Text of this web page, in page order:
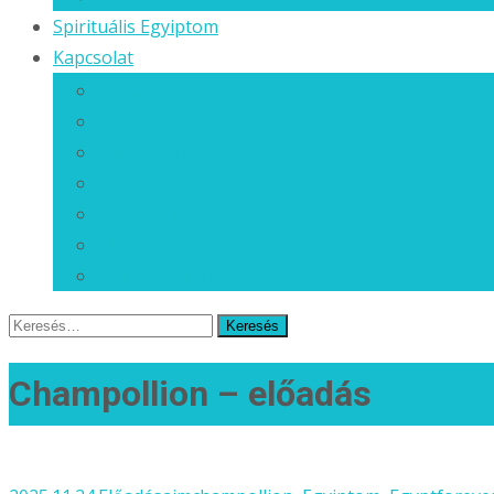
Spirituális Egyiptom
Kapcsolat
Keresés
Champollion – előadás